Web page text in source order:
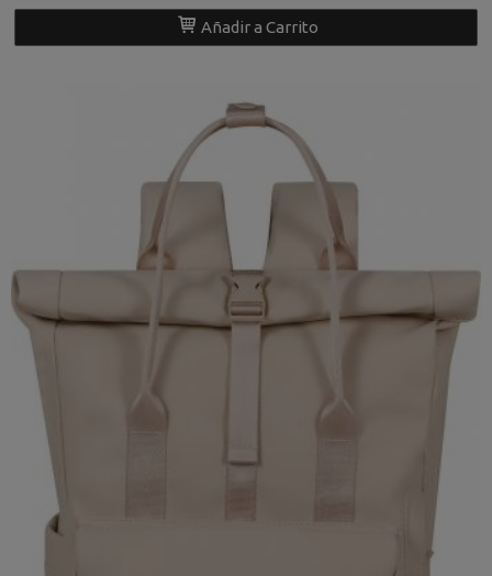
Añadir a Carrito